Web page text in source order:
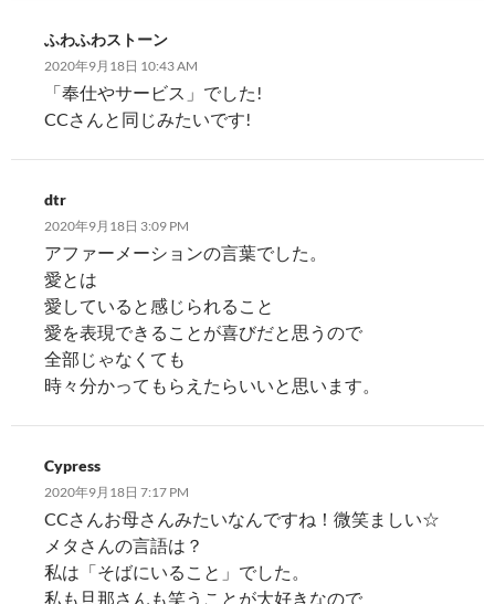
ふわふわストーン
2020年9月18日 10:43 AM
「奉仕やサービス」でした!
CCさんと同じみたいです!
dtr
2020年9月18日 3:09 PM
アファーメーションの言葉でした。
愛とは
愛していると感じられること
愛を表現できることが喜びだと思うので
全部じゃなくても
時々分かってもらえたらいいと思います。
Cypress
2020年9月18日 7:17 PM
CCさんお母さんみたいなんですね！微笑ましい☆
メタさんの言語は？
私は「そばにいること」でした。
私も旦那さんも笑うことが大好きなので